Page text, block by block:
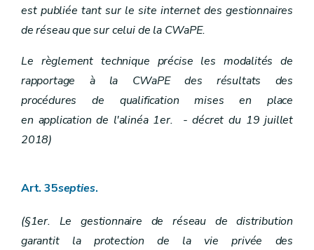
est publiée tant sur le site internet des gestionnaires
de réseau que sur celui de la CWaPE.
Le règlement technique précise les modalités de
rapportage à la CWaPE des résultats des
procédures de qualification mises en place
en application de l'alinéa 1er. - décret du 19 juillet
2018)
Art. 35septies.
(§1er. Le gestionnaire de réseau de distribution
garantit la protection de la vie privée des